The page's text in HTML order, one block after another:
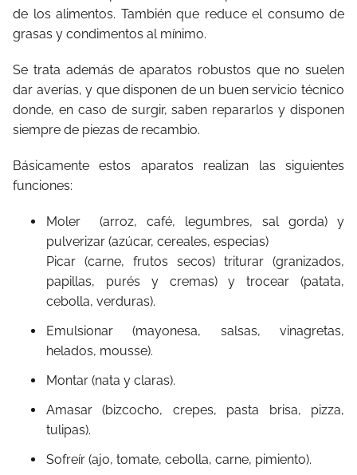
de los alimentos. También que reduce el consumo de
grasas y condimentos al mínimo.
Se trata además de aparatos robustos que no suelen
dar averías, y que disponen de un buen servicio técnico
donde, en caso de surgir, saben repararlos y disponen
siempre de piezas de recambio.
Básicamente estos aparatos realizan las siguientes
funciones:
Moler (arroz, café, legumbres, sal gorda) y
pulverizar (azúcar, cereales, especias)
Picar (carne, frutos secos) triturar (granizados,
papillas, purés y cremas) y trocear (patata,
cebolla, verduras).
Emulsionar (mayonesa, salsas, vinagretas,
helados, mousse).
Montar (nata y claras).
Amasar (bizcocho, crepes, pasta brisa, pizza,
tulipas).
Sofreír (ajo, tomate, cebolla, carne, pimiento).